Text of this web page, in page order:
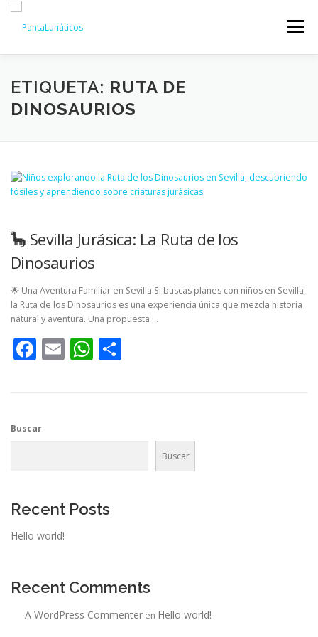
contenido
Menú
INICIO EXPERIENCIAS QUIENES SOMOS
CONTACTO
ETIQUETA: RUTA DE
DINOSAURIOS
🦕 Sevilla Jurásica: La Ruta de los
Dinosaurios
🌟 Una Aventura Familiar en Sevilla Si buscas planes con niños en Sevilla,
la Ruta de los Dinosaurios es una experiencia única que mezcla historia
natural y aventura. Una propuesta …
Facebook
EmailWhatsApp
Buscar
Buscar
Recent Posts
Hello world!
Recent Comments
A WordPress Commenter en Hello world!